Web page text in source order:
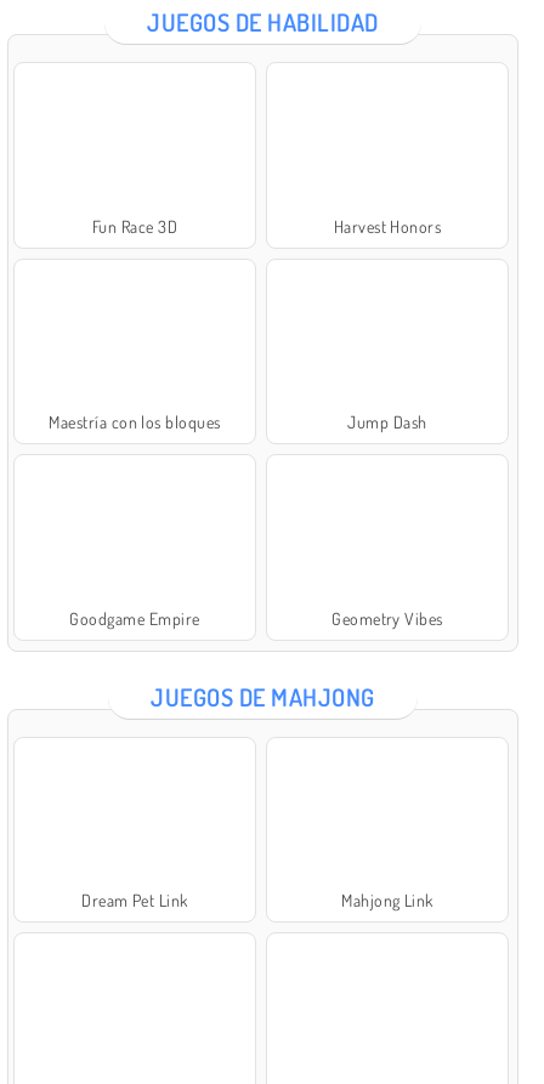
JUEGOS DE HABILIDAD
Fun Race 3D Harvest Honors
Maestría con los bloques Jump Dash
Goodgame Empire Geometry Vibes
JUEGOS DE MAHJONG
Dream Pet Link Mahjong Link